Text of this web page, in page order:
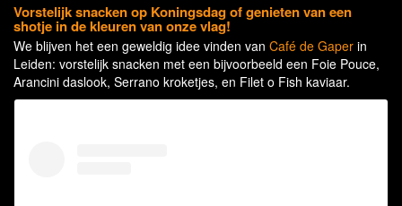
Vorstelijk snacken op Koningsdag of genieten van een
shotje in de kleuren van onze vlag!
We blijven het een geweldig idee vinden van Café de Gaper in
Leiden: vorstelijk snacken met een bijvoorbeeld een Foie Pouce,
Arancini daslook, Serrano kroketjes, en Filet o Fish kaviaar.